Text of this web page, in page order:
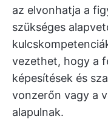
az elvonhatja a
szükséges
vezethet, hogy a
képesítések és
vonzerőn vagy a
alapulnak.